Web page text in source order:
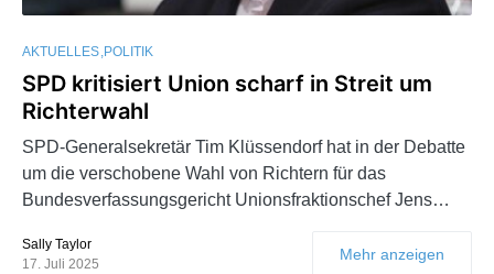
AKTUELLES POLITIK
SPD kritisiert Union scharf in Streit um
Richterwahl
SPD-Generalsekretär Tim Klüssendorf hat in der Debatte
um die verschobene Wahl von Richtern für das
Bundesverfassungsgericht Unionsfraktionschef Jens…
Sally Taylor
17. Juli 2025
Mehr anzeigen